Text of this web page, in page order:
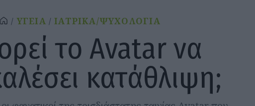
ΥΓΕΙΑ ΙΑΤΡΙΚΑ/ΨΥΧΟΛΟΓΙΑ
το Avatar να
κατάθλιψη;